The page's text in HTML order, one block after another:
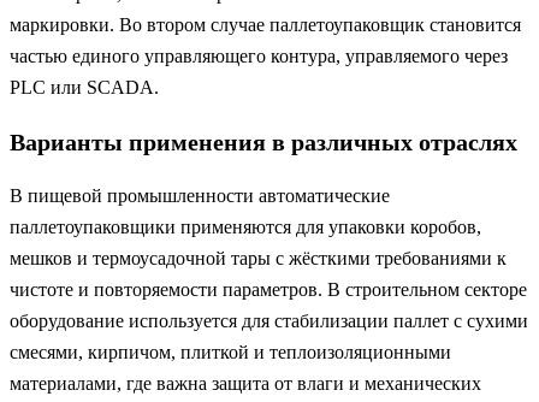
маркировки. Во втором случае паллетоупаковщик становится
частью единого управляющего контура, управляемого через
PLC или SCADA.
Варианты применения в различных отраслях
В пищевой промышленности автоматические
паллетоупаковщики применяются для упаковки коробов,
мешков и термоусадочной тары с жёсткими требованиями к
чистоте и повторяемости параметров. В строительном секторе
оборудование используется для стабилизации паллет с сухими
смесями, кирпичом, плиткой и теплоизоляционными
материалами, где важна защита от влаги и механических